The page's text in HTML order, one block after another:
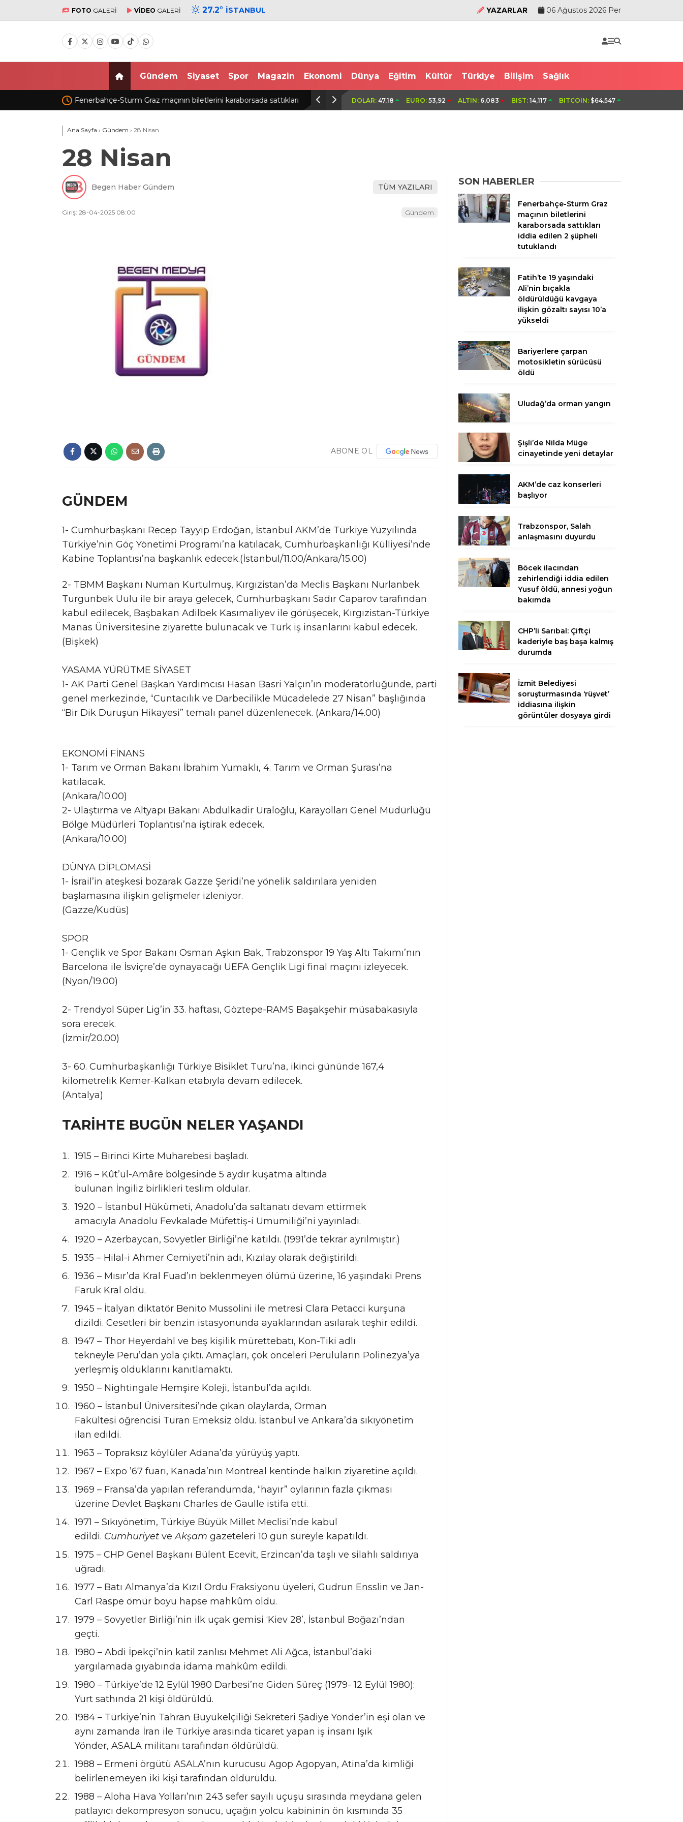
FOTO GALERİ VİDEO GALERİ 27.2° İSTANBUL YAZARLAR 06 Ağustos 2026 Per
Gündem Siyaset Spor Magazin Ekonomi Dünya Eğitim Kültür Türkiye Bilişim Sağlık
karaborsada sattıkları Fatih’te 19 yaşındaki Ali’nin bıçakla öldürüldüğü kavgaya ilişkin Bariyerlere çarpan motosikletin sürücüsü öldü Uludağ’da orman yangın
DOLAR: 47,18 EURO: 53,92 ALTIN: 6,083 BIST: 14,117 BITCOIN: $64.547
Ana Sayfa › Gündem › 28 Nisan
28 Nisan
Begen Haber Gündem TÜM YAZILARI
Giriş: 28-04-2025 08:00 Gündem
ABONE OL
GÜNDEM
1- Cumhurbaşkanı Recep Tayyip Erdoğan, İstanbul AKM’de Türkiye Yüzyılında
Türkiye’nin Göç Yönetimi Programı’na katılacak, Cumhurbaşkanlığı Külliyesi’nde
Kabine Toplantısı’na başkanlık edecek.(İstanbul/11.00/Ankara/15.00)
2- TBMM Başkanı Numan Kurtulmuş, Kırgızistan’da Meclis Başkanı Nurlanbek
Turgunbek Uulu ile bir araya gelecek, Cumhurbaşkanı Sadır Caparov tarafından
kabul edilecek, Başbakan Adilbek Kasımaliyev ile görüşecek, Kırgızistan-Türkiye
Manas Üniversitesine ziyarette bulunacak ve Türk iş insanlarını kabul edecek.
(Bişkek)
YASAMA YÜRÜTME SİYASET
1- AK Parti Genel Başkan Yardımcısı Hasan Basri Yalçın’ın moderatörlüğünde, parti
genel merkezinde, “Cuntacılık ve Darbecilikle Mücadelede 27 Nisan” başlığında
“Bir Dik Duruşun Hikayesi” temalı panel düzenlenecek. (Ankara/14.00)
EKONOMİ FİNANS
1- Tarım ve Orman Bakanı İbrahim Yumaklı, 4. Tarım ve Orman Şurası’na
katılacak.
(Ankara/10.00)
2- Ulaştırma ve Altyapı Bakanı Abdulkadir Uraloğlu, Karayolları Genel Müdürlüğü
Bölge Müdürleri Toplantısı’na iştirak edecek.
(Ankara/10.00)
DÜNYA DİPLOMASİ
1- İsrail’in ateşkesi bozarak Gazze Şeridi’ne yönelik saldırılara yeniden
başlamasına ilişkin gelişmeler izleniyor.
(Gazze/Kudüs)
SPOR
1- Gençlik ve Spor Bakanı Osman Aşkın Bak, Trabzonspor 19 Yaş Altı Takımı’nın
Barcelona ile İsviçre’de oynayacağı UEFA Gençlik Ligi final maçını izleyecek.
(Nyon/19.00)
2- Trendyol Süper Lig’in 33. haftası, Göztepe-RAMS Başakşehir müsabakasıyla
sora erecek.
(İzmir/20.00)
3- 60. Cumhurbaşkanlığı Türkiye Bisiklet Turu’na, ikinci gününde 167,4
kilometrelik Kemer-Kalkan etabıyla devam edilecek.
(Antalya)
TARİHTE BUGÜN NELER YAŞANDI
1915 – Birinci Kirte Muharebesi başladı.
1916 – Kût’ül-Amâre bölgesinde 5 aydır kuşatma altında
bulunan İngiliz birlikleri teslim oldular.
1920 – İstanbul Hükümeti, Anadolu’da saltanatı devam ettirmek
amacıyla Anadolu Fevkalade Müfettiş-i Umumiliği’ni yayınladı.
1920 – Azerbaycan, Sovyetler Birliği’ne katıldı. (1991’de tekrar ayrılmıştır.)
1935 – Hilal-i Ahmer Cemiyeti’nin adı, Kızılay olarak değiştirildi.
1936 – Mısır’da Kral Fuad’ın beklenmeyen ölümü üzerine, 16 yaşındaki Prens
Faruk Kral oldu.
1945 – İtalyan diktatör Benito Mussolini ile metresi Clara Petacci kurşuna
dizildi. Cesetleri bir benzin istasyonunda ayaklarından asılarak teşhir edildi.
1947 – Thor Heyerdahl ve beş kişilik mürettebatı, Kon-Tiki adlı
tekneyle Peru’dan yola çıktı. Amaçları, çok önceleri Peruluların Polinezya’ya
yerleşmiş olduklarını kanıtlamaktı.
1950 – Nightingale Hemşire Koleji, İstanbul’da açıldı.
1960 – İstanbul Üniversitesi’nde çıkan olaylarda, Orman
Fakültesi öğrencisi Turan Emeksiz öldü. İstanbul ve Ankara’da sıkıyönetim
ilan edildi.
1963 – Topraksız köylüler Adana’da yürüyüş yaptı.
1967 – Expo ’67 fuarı, Kanada’nın Montreal kentinde halkın ziyaretine açıldı.
1969 – Fransa’da yapılan referandumda, “hayır” oylarının fazla çıkması
üzerine Devlet Başkanı Charles de Gaulle istifa etti.
1971 – Sıkıyönetim, Türkiye Büyük Millet Meclisi’nde kabul
edildi. Cumhuriyet veAkşam gazeteleri 10 gün süreyle kapatıldı.
1975 – CHP Genel Başkanı Bülent Ecevit, Erzincan’da taşlı ve silahlı saldırıya
uğradı.
1977 – Batı Almanya’da Kızıl Ordu Fraksiyonu üyeleri, Gudrun Ensslin ve Jan-
Carl Raspe ömür boyu hapse mahkûm oldu.
1979 – Sovyetler Birliği’nin ilk uçak gemisi ‘Kiev 28’, İstanbul Boğazı’ndan
geçti.
1980 – Abdi İpekçi’nin katil zanlısı Mehmet Ali Ağca, İstanbul’daki
yargılamada gıyabında idama mahkûm edildi.
1980 – Türkiye’de 12 Eylül 1980 Darbesi’ne Giden Süreç (1979- 12 Eylül 1980):
Yurt sathında 21 kişi öldürüldü.
1984 – Türkiye’nin Tahran Büyükelçiliği Sekreteri Şadiye Yönder’in eşi olan ve
aynı zamanda İran ile Türkiye arasında ticaret yapan iş insanı Işık
Yönder, ASALA militanı tarafından öldürüldü.
1988 – Ermeni örgütü ASALA’nın kurucusu Agop Agopyan, Atina’da kimliği
belirlenemeyen iki kişi tarafından öldürüldü.
1988 – Aloha Hava Yolları’nın 243 sefer sayılı uçuşu sırasında meydana gelen
patlayıcı dekompresyon sonucu, uçağın yolcu kabininin ön kısmında 35
SON HABERLER
Fenerbahçe-Sturm Graz
maçının biletlerini
karaborsada sattıkları
iddia edilen 2 şüpheli
tutuklandı
Fatih’te 19 yaşındaki
Ali’nin bıçakla
öldürüldüğü kavgaya
ilişkin gözaltı sayısı 10’a
yükseldi
Bariyerlere çarpan
motosikletin sürücüsü
öldü
Uludağ’da orman yangın
Şişli’de Nilda Müge
cinayetinde yeni detaylar
AKM’de caz konserleri
başlıyor
Trabzonspor, Salah
anlaşmasını duyurdu
Böcek ilacından
zehirlendiği iddia edilen
Yusuf öldü, annesi yoğun
bakımda
CHP’li Sarıbal: Çiftçi
kaderiyle baş başa kalmış
durumda
İzmit Belediyesi
soruşturmasında ‘rüşvet’
iddiasına ilişkin
görüntüler dosyaya girdi